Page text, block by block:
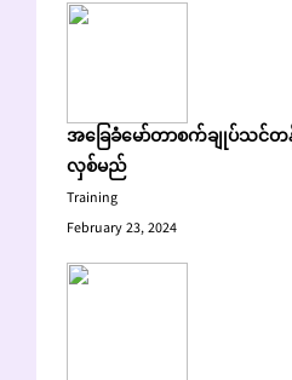
အခြေခံမော်တာစက်ချုပ်သင်တ
လှစ်မည်
Training
February 23, 2024